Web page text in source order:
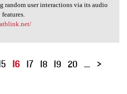
is renowned for its
random user interactions via its audio
16 17 18 19 20 …